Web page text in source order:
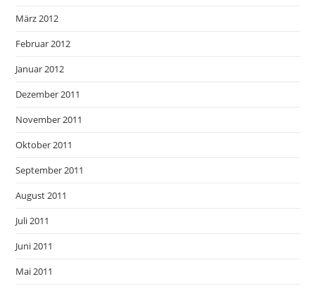
März 2012
Februar 2012
Januar 2012
Dezember 2011
November 2011
Oktober 2011
September 2011
August 2011
Juli 2011
Juni 2011
Mai 2011